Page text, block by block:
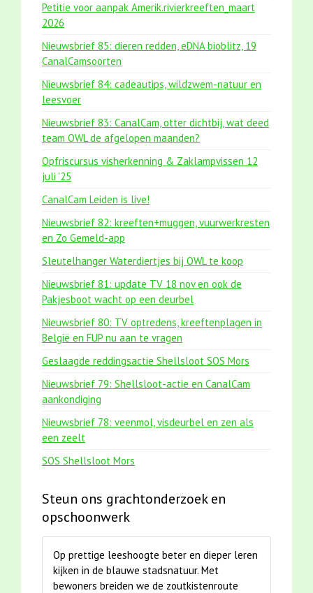
Petitie voor aanpak Amerik.rivierkreeften_maart
2026
Nieuwsbrief 85: dieren redden, eDNA bioblitz, 19
CanalCamsoorten
Nieuwsbrief 84: cadeautips, wildzwem-natuur en
leesvoer
Nieuwsbrief 83: CanalCam, otter dichtbij, wat deed
team OWL de afgelopen maanden?
Opfriscursus visherkenning & Zaklampvissen 12
juli '25
CanalCam Leiden is live!
Nieuwsbrief 82: kreeften+muggen, vuurwerkresten
en Zo Gemeld-app
Sleutelhanger Waterdiertjes bij OWL te koop
Nieuwsbrief 81: update TV 18 nov en ook de
Pakjesboot wacht op een deurbel
Nieuwsbrief 80: TV optredens, kreeftenplagen in
België en FUP nu aan te vragen
Geslaagde reddingsactie Shellsloot SOS Mors
Nieuwsbrief 79: Shellsloot-actie en CanalCam
aankondiging
Nieuwsbrief 78: veenmol, visdeurbel en zen als
een zeelt
SOS Shellsloot Mors
Steun ons grachtonderzoek en
opschoonwerk
Op prettige leeshoogte beter en dieper leren
kijken in de blauwe stadsnatuur. Met
bewoners breiden we de zoutkistenroute